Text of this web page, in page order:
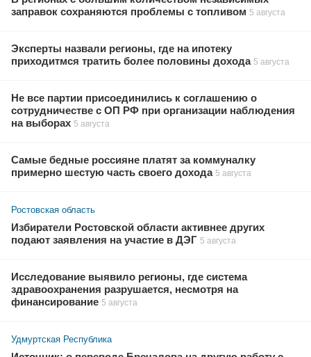
заправок сохраняются проблемы с топливом 5 августа
Эксперты назвали регионы, где на ипотеку
приходитмся тратить более половины дохода 5 августа
Не все партии присоединились к соглашению о
сотрудничестве с ОП РФ при организации наблюдения
на выборах 5 августа
Самые бедные россияне платят за коммуналку
примерно шестую часть своего дохода 5 августа
Ростовская область
Избиратели Ростовской области активнее других
подают заявления на участие в ДЭГ 5 августа
Исследование выявило регионы, где система
здравоохранения разрушается, несмотря на
финансирование 5 августа
Удмуртская Республика